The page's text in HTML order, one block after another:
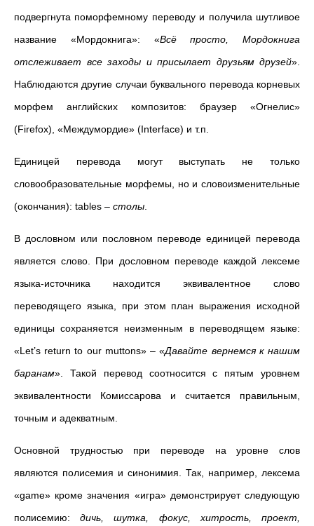
подвергнута поморфемному переводу и получила шутливое
название «Мордокнига»: «Всё просто, Мордокнига
отслеживает все заходы и присылает друзьям друзей».
Наблюдаются другие случаи буквального перевода корневых
морфем английских композитов: браузер «Огнелис»
(Firefox), «Междумордие» (Interface) и т.п.
Единицей перевода могут выступать не только
словообразовательные морфемы, но и словоизменительные
(окончания): tables – столы
В дословном или пословном переводе единицей перевода
является слово. При дословном переводе каждой лексеме
языка-источника находится эквивалентное слово
переводящего языка, при этом план выражения исходной
единицы сохраняется неизменным в переводящем языке:
«Let’s return to our muttons»– «Давайте вернемся к нашим
баранам». Такой перевод соотносится с пятым уровнем
эквивалентности Комиссарова и считается правильным,
точным и адекватным.
Основной трудностью при переводе на уровне слов
являются полисемия и синонимия. Так, например, лексема
«game» кроме значения «игра» демонстрирует следующую
полисемию:дичь, шутка, фокус, хитрость, проект,